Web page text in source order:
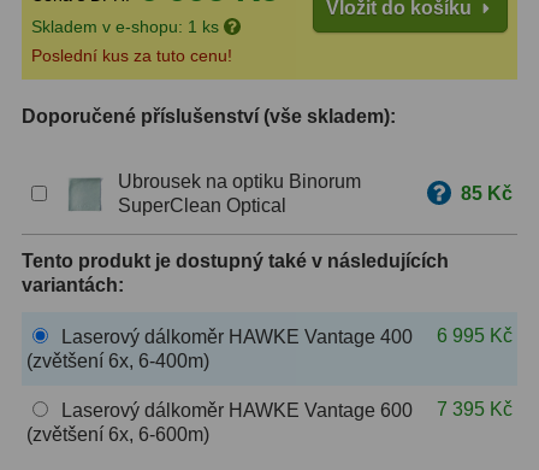
ZOOM12
Ostatní
Doplňky
Měsíční a Polarizační
Sluneční43
Skladem v e-shopu: 1 ks
Vložit do košíku
Poslední kus za tuto cenu!
Doporučené příslušenství (vše skladem):
Ubrousek na optiku Binorum
SuperClean Optical
85 Kč
Tento produkt je dostupný také v následujících
variantách:
Laserový dálkoměr HAWKE Vantage 400
(zvětšení 6x, 6-400m)
6 995 Kč
Laserový dálkoměr HAWKE Vantage 600
(zvětšení 6x, 6-600m)
7 395 Kč